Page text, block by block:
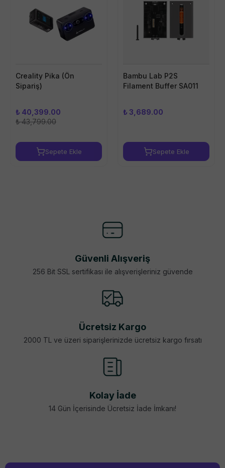
Creality Pika (Ön
Sipariş)
₺ 40,399.00
₺ 43,799.00
Sepete Ekle
Bambu Lab P2S
Filament Buffer SA011
₺ 3,689.00
Sepete Ekle
Güvenli Alışveriş
256 Bit SSL sertifikası ile alışverişleriniz güvende
Ücretsiz Kargo
2000 TL ve üzeri siparişlerinizde ücretsiz kargo fırsatı
Kolay İade
14 Gün İçerisinde Ücretsiz İade İmkanı!